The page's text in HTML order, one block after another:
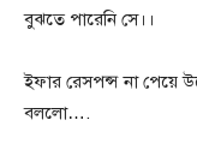
বুঝতে পারেনি সে।।
ইফার রেসপন্স না পেয়ে
বললো….